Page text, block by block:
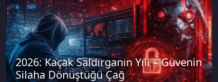
2026: Kaçak Saldırganın Yılı – Güvenin
Silaha Dönüştüğü Çağ